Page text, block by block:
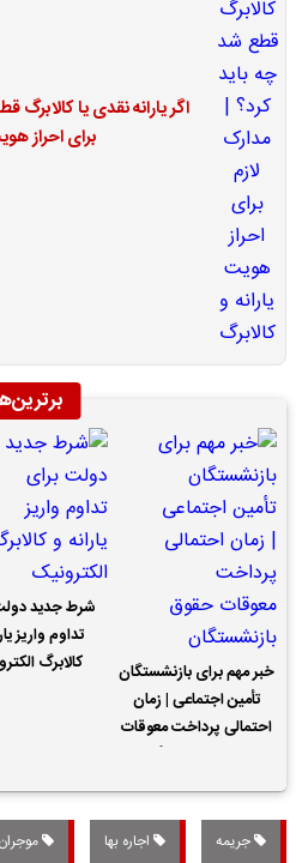
اگر یارانه نقدی یا
برای احراز
خبر مهم برای بازنشستگان
تأمین اجتماعی | زمان
احتمالی پرداخت معوقات
شرط جدید
تداوم واریز
کالابرگ
جریمه اجاره بها موجران